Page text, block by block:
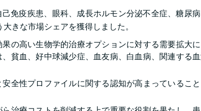
免疫疾患、眼科、成長ホルモン分泌不全症、糖尿
きな市場シェアを獲得しました。
の高い生物学的治療オプションに対する需要拡大
貧血、好中球減少症、血友病、白血病、関連する
全性プロファイルに関する認知が高まっているこ